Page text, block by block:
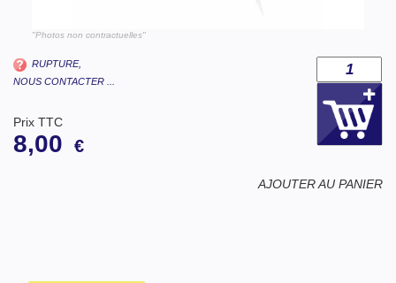
"Photos non contractuelles"
RUPTURE,
NOUS CONTACTER ...
Prix TTC
8,00 €
AJOUTER AU PANIER